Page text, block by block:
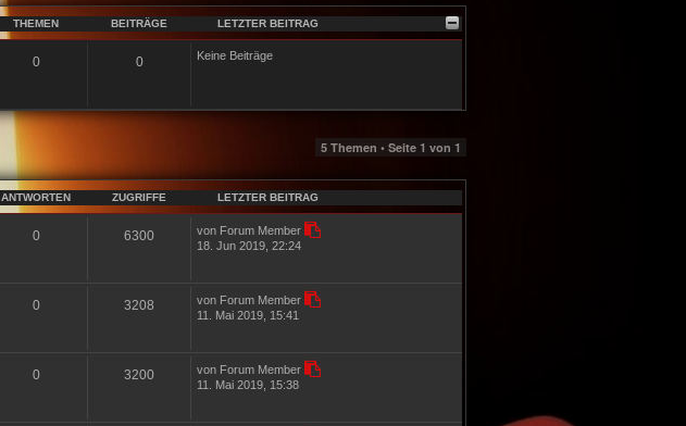
THEMEN BEITRÄGE LETZTER BEITRAG
0 0 Keine Beiträge
5 Themen • Seite1 von1
ANTWORTEN ZUGRIFFE LETZTER BEITRAG
0 6300
von Forum Member
18. Jun 2019, 22:24
0 3208
von Forum Member
11. Mai 2019, 15:41
0 3200
von Forum Member
11. Mai 2019, 15:38